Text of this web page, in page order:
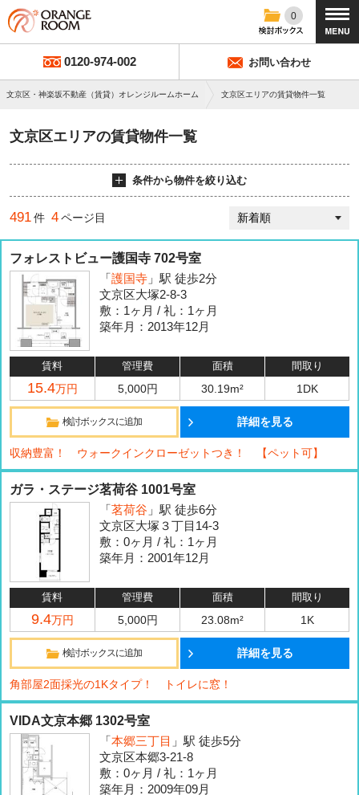
0
0120-974-002 お問い合わせ
文京区・神楽坂不動産（賃貸）オレンジルームホーム 文京区エリアの賃貸物件一覧
文京区エリアの賃貸物件一覧
条件から物件を絞り込む
491件 4ページ目
フォレストビュー護国寺 702号室
「 護国寺 」駅 徒歩2分
文京区大塚2-8-3
敷：1ヶ月 / 礼：1ヶ月
築年月：2013年12月
賃料 管理費 面積 間取り
15.4万円 5,000円 30.19m² 1DK
検討ボックスに追加 詳細を見る
収納豊富！ ウォークインクローゼットつき！ 【ペット可】
ガラ・ステージ茗荷谷 1001号室
「 茗荷谷 」駅 徒歩6分
文京区大塚３丁目14-3
敷：0ヶ月 / 礼：1ヶ月
築年月：2001年12月
賃料 管理費 面積 間取り
9.4万円 5,000円 23.08m² 1K
検討ボックスに追加 詳細を見る
角部屋2面採光の1Kタイプ！ トイレに窓！
VIDA文京本郷 1302号室
「 本郷三丁目 」駅 徒歩5分
文京区本郷3-21-8
敷：0ヶ月 / 礼：1ヶ月
築年月：2009年09月